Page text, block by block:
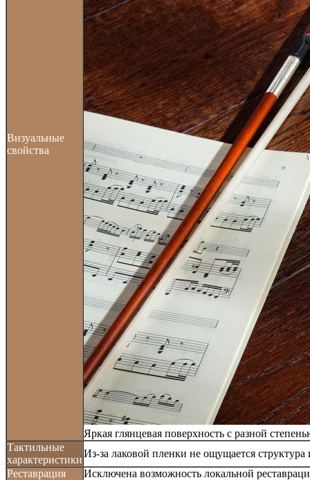
Визуальные
свойства
Яркая глянцевая поверхность с разной
Тактильные
характеристики
Из-за лаковой пленки не ощущается
Реставрация
Исключена возможность локальной